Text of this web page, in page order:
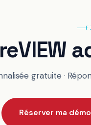
gratuite ·
Réserver ma